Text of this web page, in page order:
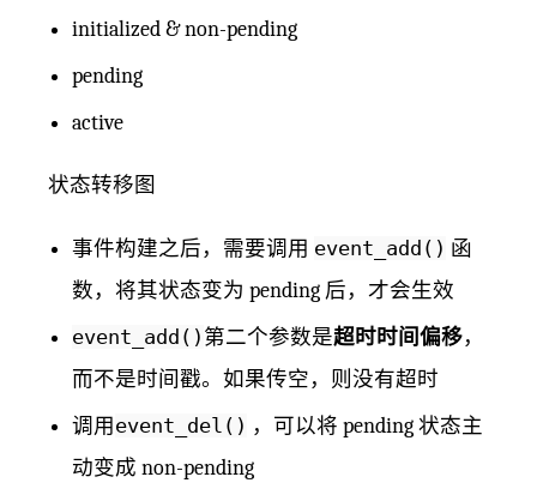
initialized & non-pending
pending
active
状态转移图
事件构建之后，需要调用 event_add() 函
数，将其状态变为 pending 后，才会生效
event_add() 第二个参数是超时时间偏移，
而不是时间戳。如果传空，则没有超时
调用 event_del() ，可以将 pending 状态主
动变成 non-pending